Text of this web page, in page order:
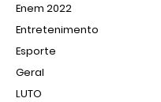
Enem 2022
Entretenimento
Esporte
Geral
LUTO